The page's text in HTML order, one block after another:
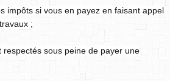
impôts si vous en payez en faisant appel
;
respectés sous peine de payer une